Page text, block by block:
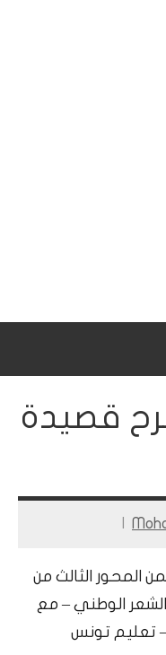
قصيدة
المحور الثالث من
الوطني – مع
– تعليم تونس